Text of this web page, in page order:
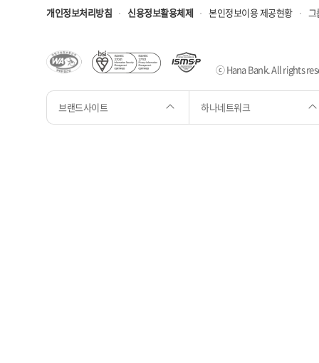
개인정보처리방침
신용정보활용체제 본인정보이용 제공현황 그
ⓒ Hana Bank. All rights
브랜드사이트 하나네트워크